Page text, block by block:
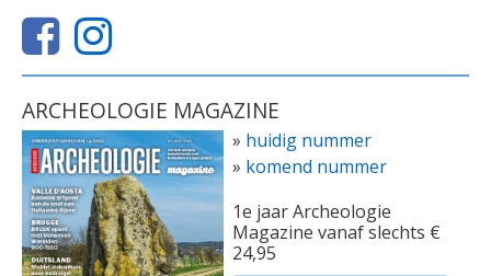
ARCHEOLOGIE MAGAZINE
» huidig nummer
» komend nummer
1e jaar Archeologie
Magazine vanaf slechts €
24,95